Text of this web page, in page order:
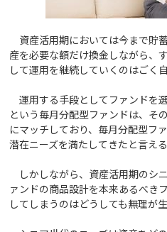
資産活用期においては今まで貯
産を必要な額だけ換金しながら、
して運用を継続していくのはごく
運用する手段としてファンドを
という毎月分配型ファンドは、そ
にマッチしており、毎月分配型フ
潜在ニーズを満たしてきたと言え
しかしながら、資産活用期のシ
ァンドの商品設計を本来あるべき
してしまうのはどうしても無理が生